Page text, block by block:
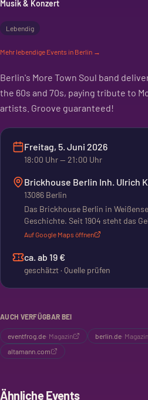
Musik & Konzert
Lebendig
Mehr lebendige Events in Berlin →
Berlin's More Town Soul band
the 60s and 70s, paying tribute to
artists. Groove guaranteed!
Freitag, 5. Juni 2026
18:00 Uhr— 21:00 Uhr
Brickhouse Berlin Inh. Ulrich
13086 Berlin
Das Brickhouse Berlin in
Geschichte. Seit 1904 steht das
Eventlocation dient. Der Gründer,
besondere Akustik. Hier kannst du
andere Veranstaltungen mieten.
Auf Google Maps öffnen
ca. ab 19 €
geschätzt · Quelle prüfen
AUCH VERFÜGBAR BEI
eventfrog.de· Magazin berlin.de· Magazin
altamann.com
Ähnliche Events